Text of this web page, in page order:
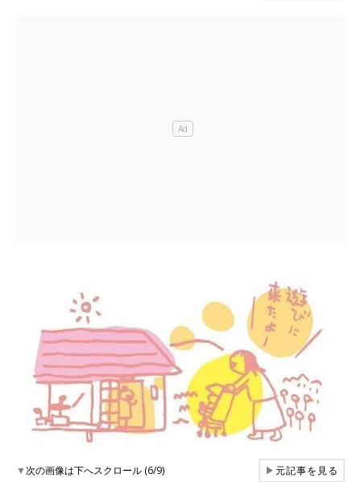
▼次の画像は下へスクロール (6/9) ▶元記事を見る